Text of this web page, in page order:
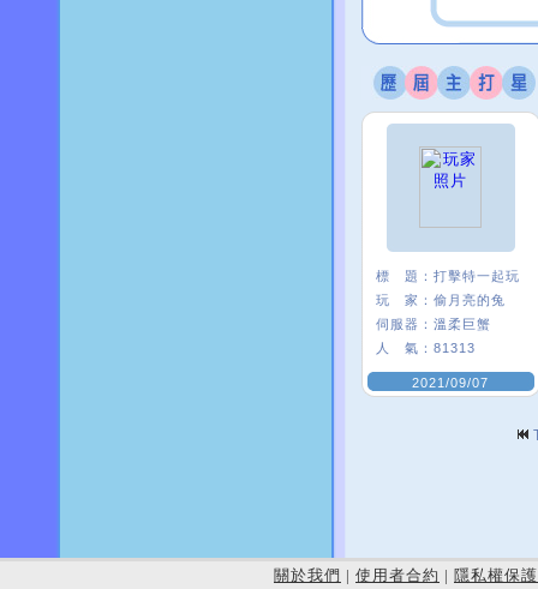
標 題： 打擊特一起玩
玩 家： 偷月亮的兔
伺服器： 溫柔巨蟹
人 氣： 81313
2021/09/07
關於我們 | 使用者合約 | 隱私權保護